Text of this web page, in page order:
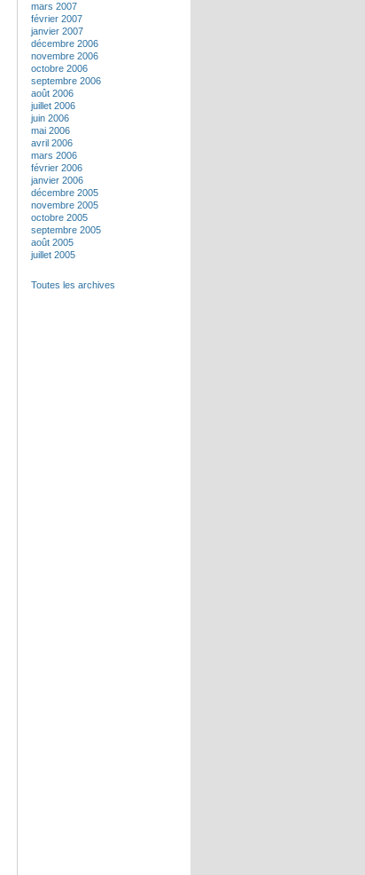
mars 2007
février 2007
janvier 2007
décembre 2006
novembre 2006
octobre 2006
septembre 2006
août 2006
juillet 2006
juin 2006
mai 2006
avril 2006
mars 2006
février 2006
janvier 2006
décembre 2005
novembre 2005
octobre 2005
septembre 2005
août 2005
juillet 2005
Toutes les archives